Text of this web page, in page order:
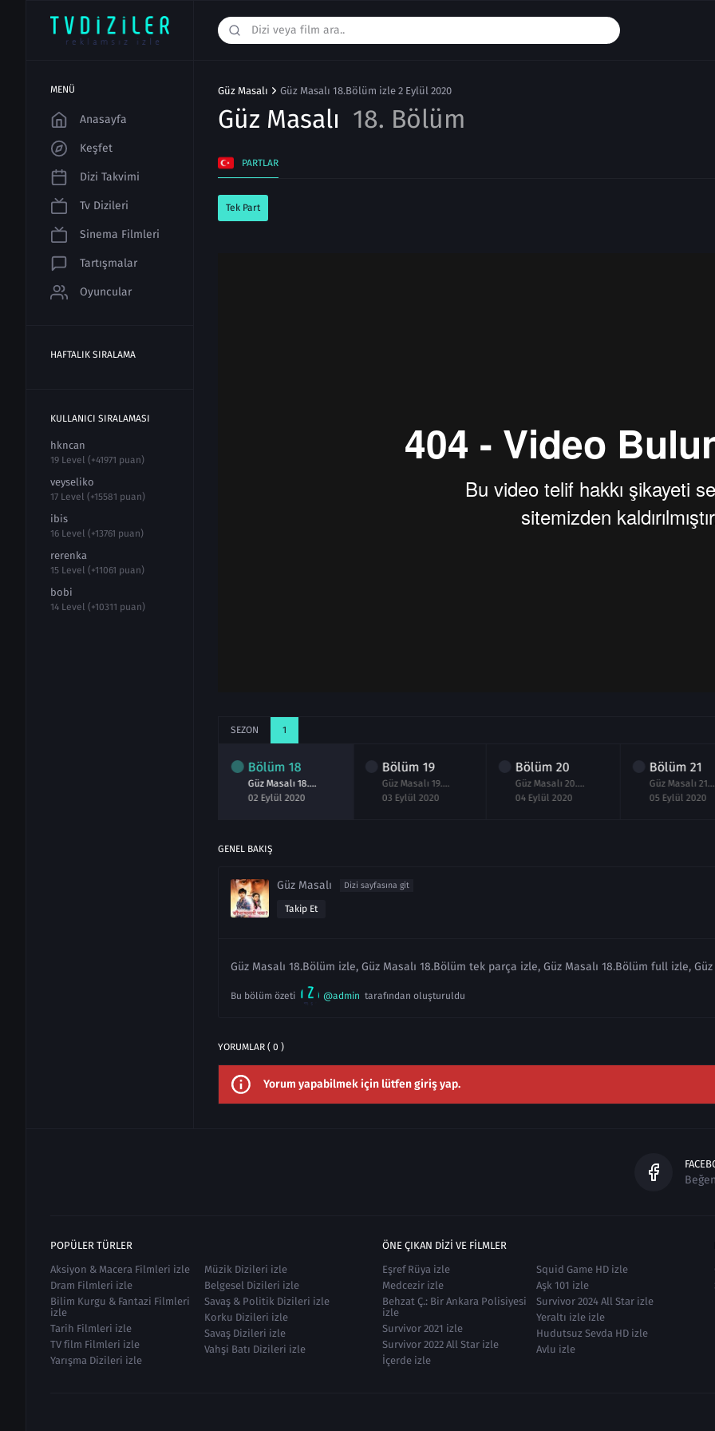
MENÜ
Anasayfa
Keşfet
Dizi Takvimi
Tv Dizileri
Sinema Filmleri
Tartışmalar
Oyuncular
HAFTALIK SIRALAMA
KULLANICI SIRALAMASI
hkncan
19 Level (+41971 puan)
veyseliko
17 Level (+15581 puan)
ibis
16 Level (+13761 puan)
rerenka
15 Level (+11061 puan)
bobi
14 Level (+10311 puan)
Güz Masalı Güz Masalı 18.Bölüm izle 2 Eylül 2020
Güz Masalı 18. Bölüm
PARTLAR
Tek Part
SEZON 1
Bölüm 18
Güz Masalı 18.Bölüm izle 2 Eylül 2020
02 Eylül 2020
Bölüm 19
Güz Masalı 19.Bölüm izle 3 Eylül 2020
03 Eylül 2020
Bölüm20
Güz Masalı 20.Bölüm izle 4 Eylül 2020
04 Eylül 2020
Bölüm21
Güz Masalı
05 Eylül 2020
GENEL BAKIŞ
Güz Masalı Dizi sayfasına git
Takip Et
Güz Masalı 18.Bölüm izle, Güz Masalı 18.Bölüm tek parça izle, Güz Masalı 18.Bölüm full izle,
Bu bölüm özeti @admin tarafından oluşturuldu
YORUMLAR ( 0 )
Yorum yapabilmek için lütfen giriş yap.
Beğen
POPÜLER TÜRLER
Aksiyon & Macera Filmleri izle
Dram Filmleri izle
Bilim Kurgu & Fantazi Filmleri
izle
Tarih Filmleri izle
TV film Filmleri izle
Yarışma Dizileri izle
Müzik Dizileri izle
Belgesel Dizileri izle
Savaş & Politik Dizileri izle
Korku Dizileri izle
Savaş Dizileri izle
Vahşi Batı Dizileri izle
ÖNE ÇIKAN DIZI VE FILMLER
Eşref Rüya izle
Medcezir izle
Behzat Ç.: Bir Ankara Polisiyesi
izle
Survivor 2021 izle
Survivor 2022 All Star izle
İçerde izle
Squid Game HD izle
Aşk 101 izle
Survivor 2024 All Star izle
Yeraltı izle izle
Hudutsuz Sevda HD izle
Avlu izle